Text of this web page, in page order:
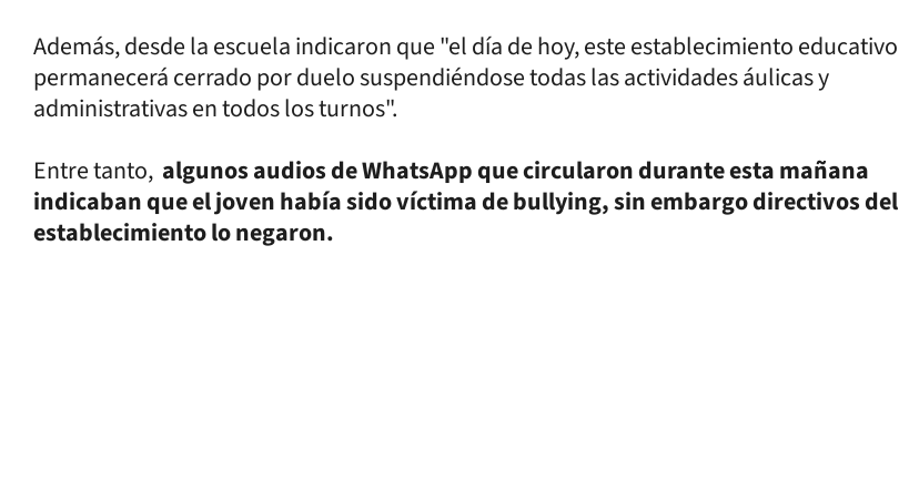
Además, desde la escuela indicaron que "el día de hoy, este establecimiento educativo
permanecerá cerrado por duelo suspendiéndose todas las actividades áulicas y
administrativas en todos los turnos".
Entre tanto, algunos audios de WhatsApp que circularon durante esta mañana
indicaban que el joven había sido víctima de bullying, sin embargo directivos del
establecimiento lo negaron.